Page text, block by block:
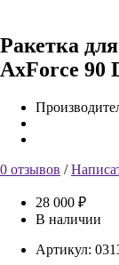
Ракетка
AxForce 90
0 отзывов /
28 000 ₽
В наличии
Артикул: